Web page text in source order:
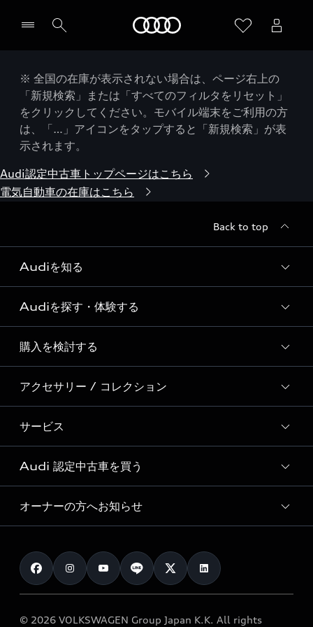
※ 全国の在庫が表示されない場合は、ページ右上の
「新規検索」または「すべてのフィルタをリセット」
をクリックしてください。モバイル端末をご利用の方
は、「…」アイコンをタップすると「新規検索」が表
示されます。
Audi認定中古車トップページはこちら
電気自動車の在庫はこちら
Back to top
Audiを知る
Audi ブランド
Story of Progress
Audi Sport
Formula 1®
デジタルサービス
Audiを探す・体験する
ディーラー検索
新車在庫検索
試乗車・展示車検索
見積り依頼
試乗予約
購入を検討する
モデル一覧
特別仕様モデル / 限定モデル
e-tronラインアップ
価格シミュレーション
車両比較
カタログ一覧
アクセサリー / コレクション
純正アクセサリー
オンラインショップ
Audi collection
アウディナビアプリ
サービス
サービス入庫予約
サービスプログラム
メンテナンス
車検 / 定期点検
e-tronアフターサポート
Audi 認定中古車を買う
Audi認定中古車
クオリティ
保証
メンテナンス
オーナーの方へお知らせ
お知らせ
オーナー様向けキャンペーン
© 2026 VOLKSWAGEN Group Japan K.K. All rights